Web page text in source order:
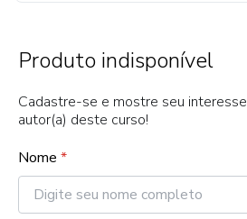
Produto indisponível
Cadastre-se e mostre seu
autor(a) deste curso!
Nome *